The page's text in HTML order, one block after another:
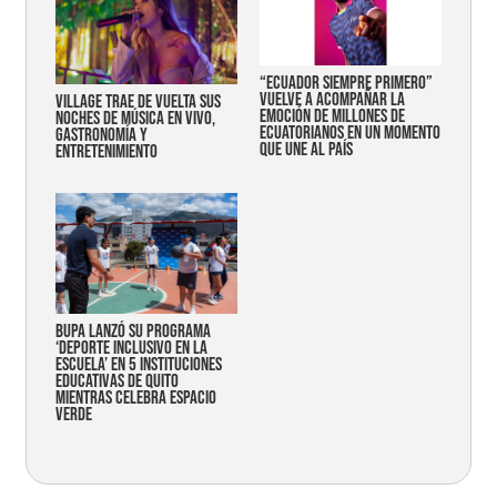
Village trae de vuelta sus
noches de música en vivo,
gastronomía y
entretenimiento
“Ecuador siempre primero”
vuelve a acompañar la
emoción de millones de
ecuatorianos en un momento
que une al país
Bupa lanzó su programa
‘Deporte Inclusivo en la
Escuela’ en 5 instituciones
educativas de Quito
mientras celebra espacio
verde